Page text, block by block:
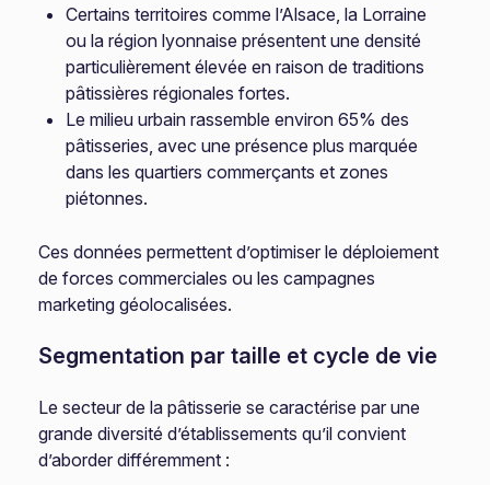
Certains territoires comme l’Alsace, la Lorraine
ou la région lyonnaise présentent une densité
particulièrement élevée en raison de traditions
pâtissières régionales fortes.
Le milieu urbain rassemble environ 65% des
pâtisseries, avec une présence plus marquée
dans les quartiers commerçants et zones
piétonnes.
Ces données permettent d’optimiser le déploiement
de forces commerciales ou les campagnes
marketing géolocalisées.
Segmentation par taille et cycle de vie
Le secteur de la pâtisserie se caractérise par une
grande diversité d’établissements qu’il convient
d’aborder différemment :